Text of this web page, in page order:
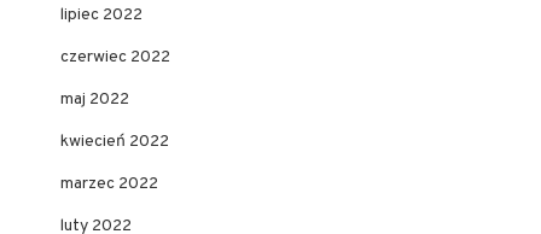
lipiec 2022
czerwiec 2022
maj 2022
kwiecień 2022
marzec 2022
luty 2022